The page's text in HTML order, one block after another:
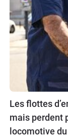
Les flottes
mais perdent
locomotive